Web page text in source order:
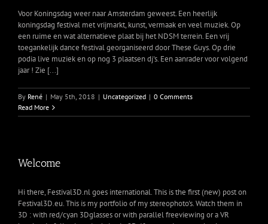
Voor Koningsdag weer naar Amsterdam geweest. Een heerlijk
koningsdag festival met vrijmarkt, kunst, vermaak en veel muziek. Op
een ruime en wat alternatieve plaat bij het NDSM terrein. Een vrij
toegankelijk dance festival georganiseerd door These Guys. Op drie
podia live muziek en op nog 3 plaatsen dj's. Een aanrader voor volgend
jaar ! Zie [...]
By René | May 5th, 2018 | Uncategorized | 0 Comments
Read More
Welcome
Hi there, Festival3D.nl goes international. This is the first (new) post on
Festival3D.eu. This is my portfolio of my stereophoto's. Watch them in
3D : with red/cyan 3Dglasses or with parallel freeviewing or a VR